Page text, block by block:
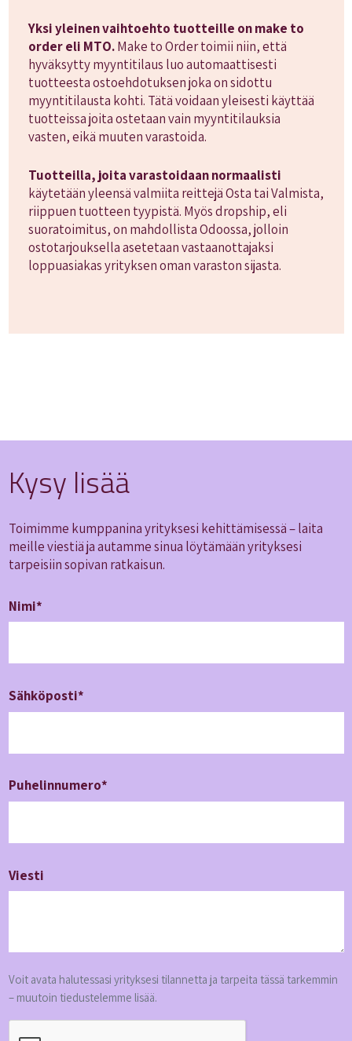
Yksi yleinen vaihtoehto tuotteille on make to
order eli MTO.Make to Order toimii niin, että
hyväksytty myyntitilaus luo automaattisesti
tuotteesta ostoehdotuksen joka on sidottu
myyntitilausta kohti. Tätä voidaan yleisesti käyttää
tuotteissa joita ostetaan vain myyntitilauksia
vasten, eikä muuten varastoida.
Tuotteilla, joita varastoidaan normaalisti
käytetään yleensä valmiita reittejä Osta tai Valmista,
riippuen tuotteen tyypistä. Myös dropship, eli
suoratoimitus, on mahdollista Odoossa, jolloin
ostotarjouksella asetetaan vastaanottajaksi
loppuasiakas yrityksen oman varaston sijasta.
Kysy lisää
Toimimme kumppanina yrityksesi kehittämisessä – laita
meille viestiä ja autamme sinua löytämään yrityksesi
tarpeisiin sopivan ratkaisun.
Nimi*
Sähköposti*
Puhelin­numero*
Viesti
Voit avata halutessasi yrityksesi tilannetta ja tarpeita tässä tarkemmin
– muutoin tiedustelemme lisää.